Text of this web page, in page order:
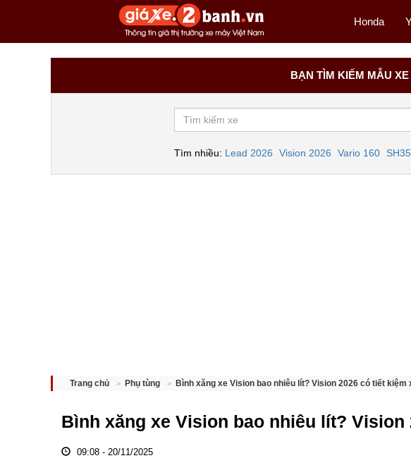
Honda
BẠN TÌM KIẾM MẪU
Tìm nhiều: Lead 2026 Vision 2026 Vario 160
Trang chủ Phụ tùng Bình xăng xe Vision bao nhiêu lít? Vision 2026 có tiết kiệm
Bình xăng xe Vision bao nhiêu lít?
09:08 - 20/11/2025